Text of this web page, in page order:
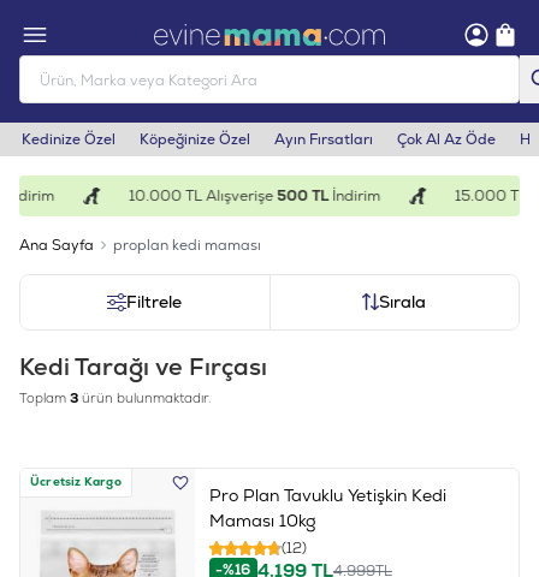
Kedinize Özel Köpeğinize Özel Ayın Fırsatları Çok Al Az Öde
10.000 TL Alışverişe500 TLİndirim 15.000 TL
Ana Sayfa proplan kedi maması
Filtrele Sırala
Kedi Tarağı ve Fırçası
Toplam 3 ürün bulunmaktadır.
Ücretsiz Kargo
Pro Plan Tavuklu Yetişkin Kedi
Maması 10kg
(12)
-%16 4.199TL4.999TL